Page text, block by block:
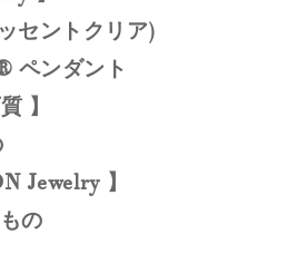
セントクリア)
ペンダント
】
Jewelry 】
の